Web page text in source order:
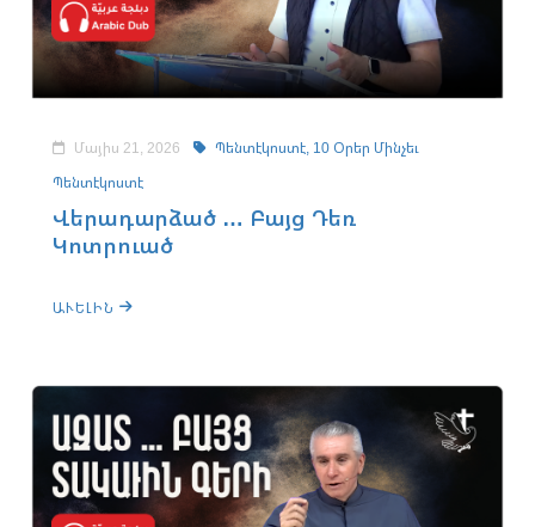
Մայիս 21, 2026 Պենտէկոստէ, 10 Օրեր Մինչեւ
Պենտէկոստէ
Վերադարձած … Բայց Դեռ
Կոտրուած
ԱՒԵԼԻՆ